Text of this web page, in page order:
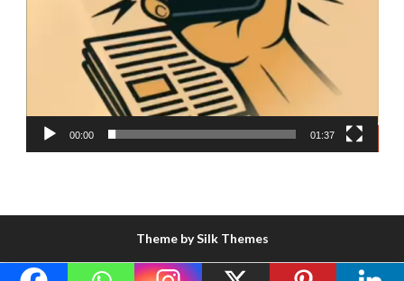
00:00 01:37
Theme by Silk Themes